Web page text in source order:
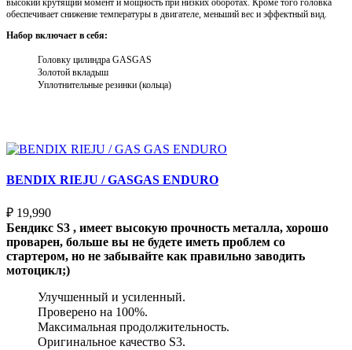
высокий крутящий момент и мощность при низких оборотах. Кроме того головка
обеспечивает снижение температуры в двигателе, меньший вес и эффектный вид.
Набор включает в себя:
Головку цилиндра GASGAS
Золотой вкладыш
Уплотнительные резинки (кольца)
BENDIX RIEJU / GASGAS ENDURO
₽ 19,990
Бендикс S3 , имеет высокую прочность металла, хорошо
проварен, больше вы не будете иметь проблем со
стартером, но не забывайте как правильно заводить
мотоцикл;)
Улучшенный и усиленный.
Проверено на 100%.
Максимальная продолжительность.
Оригинальное качество S3.